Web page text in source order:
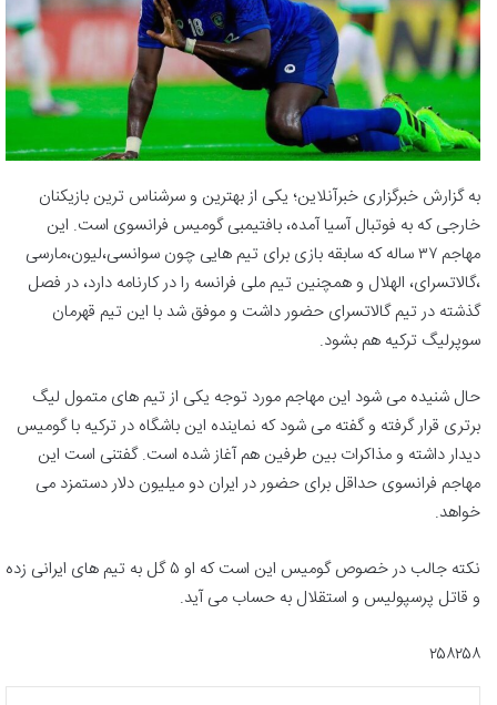
به گزارش خبرگزاری خبرآنلاین؛ یکی از بهترین و سرشناس ترین بازیکنان
خارجی که به فوتبال آسیا آمده، بافتیمبی گومیس فرانسوی است. این
مهاجم ۳۷ ساله که سابقه بازی برای تیم هایی چون سوانسی،لیون،مارسی
،گالاتسرای، الهلال و همچنین تیم ملی فرانسه را در کارنامه دارد، در فصل
گذشته در تیم گالاتسرای حضور داشت و موفق شد با این تیم قهرمان
سوپرلیگ ترکیه هم بشود.
حال شنیده می شود این مهاجم مورد توجه یکی از تیم های متمول لیگ
برتری قرار گرفته و گفته می شود که نماینده این باشگاه در ترکیه با گومیس
دیدار داشته و مذاکرات بین طرفین هم آغاز شده است. گفتنی است این
مهاجم فرانسوی حداقل برای حضور در ایران دو میلیون دلار دستمزد می
خواهد.
نکته جالب در خصوص گومیس این است که او ۵ گل به تیم های ایرانی زده
و قاتل پرسپولیس و استقلال به حساب می آید.
۲۵۸۲۵۸